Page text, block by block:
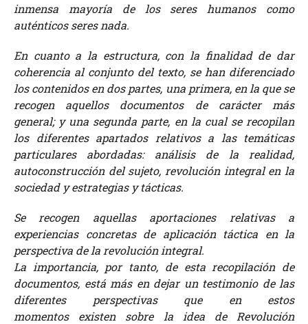
inmensa mayoría de los seres humanos como
auténticos seres nada.
En cuanto a la estructura, con la finalidad de dar
coherencia al conjunto del texto, se han diferenciado
los contenidos en dos partes, una primera, en la que se
recogen aquellos documentos de carácter más
general; y una segunda parte, en la cual se recopilan
los diferentes apartados relativos a las temáticas
particulares abordadas: análisis de la realidad,
autoconstrucción del sujeto, revolución integral en la
sociedad y estrategias y tácticas.
Se recogen aquellas aportaciones relativas a
experiencias concretas de aplicación táctica en la
perspectiva de la revolución integral.
La importancia, por tanto, de esta recopilación de
documentos, está más en dejar un testimonio de las
diferentes perspectivas que en estos
momentos existen sobre la idea de Revolución